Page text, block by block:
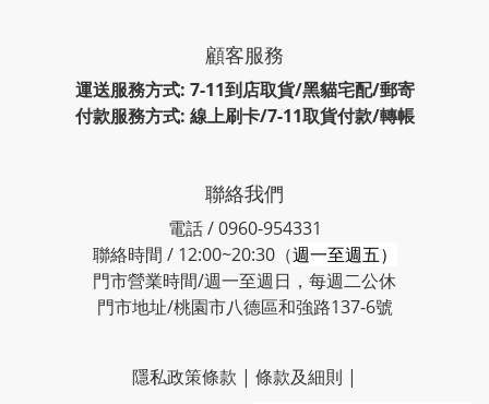
顧客服務
運送服務方式: 7-11到店取貨/黑貓宅配/郵寄
付款服務方式: 線上刷卡/7-11取貨付款/轉帳
聯絡我們
電話 / 0960-954331
聯絡時間 / 12:00~20:30（週一至週五）
門市營業時間/週一至週日，每週二公休
門市地址/桃園市八德區和強路137-6號
隱私政策條款 | 條款及細則 |